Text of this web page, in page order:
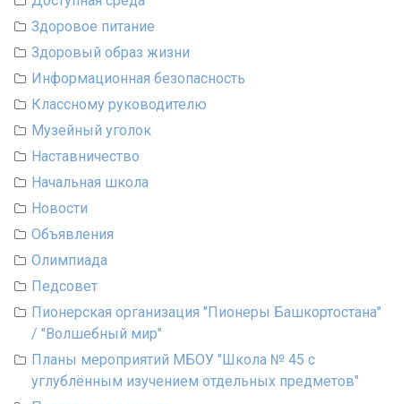
Здоровое питание
Здоровый образ жизни
Информационная безопасность
Классному руководителю
Музейный уголок
Наставничество
Начальная школа
Новости
Объявления
Олимпиада
Педсовет
Пионерская организация "Пионеры Башкортостана"
/ "Волшебный мир"
Планы мероприятий МБОУ "Школа № 45 с
углублённым изучением отдельных предметов"